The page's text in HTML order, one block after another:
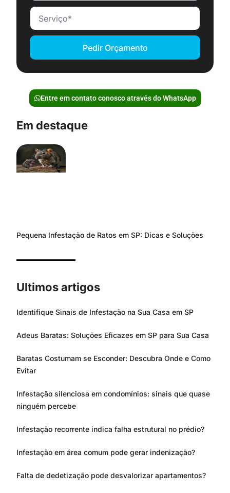
Pedir Orçamento
Entre em contato conosco através do WhatsApp
Em destaque
Pequena Infestação de Ratos em SP: Dicas e Soluções
Ultimos artigos
Identifique Sinais de Infestação na Sua Casa em SP
Adeus Baratas: Soluções Eficazes em SP para Sua Casa
Baratas Costumam se Esconder: Descubra Onde e Como
Evitar
Infestação silenciosa em condomínios: sinais que quase
ninguém percebe
Infestação recorrente indica falha estrutural no prédio?
Infestação em área comum pode gerar indenização?
Falta de dedetização pode desvalorizar apartamentos?